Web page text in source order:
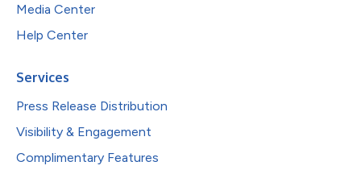
Media Center
Help Center
Services
Press Release Distribution
Visibility & Engagement
Complimentary Features